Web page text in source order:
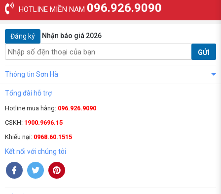
HOTLINE MIỀN NAM 096.926.9090
Đăng ký Nhận báo giá 2026
GỬI
Thông tin Sơn Hà
Tổng đài hỗ trợ
Hotline mua hàng: 096.926.9090
CSKH: 1900.9696.15
Khiếu nại: 0968.60.1515
Kết nối với chúng tôi